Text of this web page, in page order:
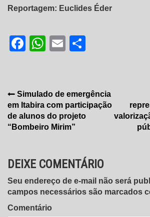
Reportagem: Euclides Éder
Facebook
WhatsApp
Email
Navegação
de
Post
Simulado de emergência
em Itabira com participação
de alunos do projeto
“Bombeiro Mirim”
DEIXE COMENTÁRIO
Seu endereço de e-mail não será
campos necessários são marcados
Comentário